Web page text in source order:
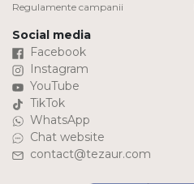
Regulamente campanii
Social media
Facebook
Instagram
YouTube
TikTok
WhatsApp
Chat website
contact@tezaur.com